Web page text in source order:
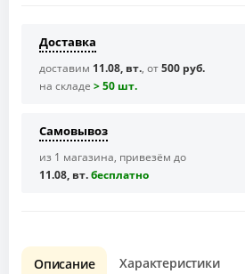
Доставка
доставим 11.08, вт., от500 руб.
на складе > 50 шт.
Самовывоз
из 1 магазина, привезём до
11.08, вт.бесплaтно
Описание Характеристики